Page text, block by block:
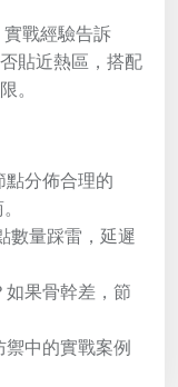
戰經驗告訴
貼近熱區，搭配
。
點分佈合理的
數量踩雷，延遲
果骨幹差，節
中的實戰案例